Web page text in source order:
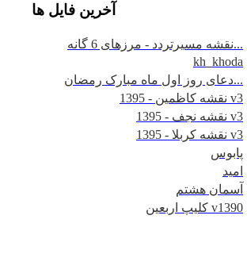
آخرين فايل ها
نقشه مسیرتردد - مرزهای 6 گانه...
kh_khoda
دعای روز اول ماه مبارک رمضان...
نقشه کاظمین - 1395 v3
نقشه نجف - 1395 v3
نقشه کربلا - 1395 v3
پابوس
امید
آسمان هشتم
کلیپ اربعین v1390